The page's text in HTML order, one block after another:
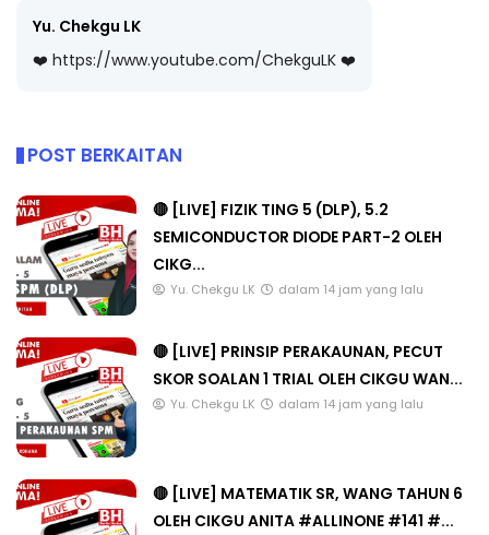
Yu. Chekgu LK
❤️ https://www.youtube.com/ChekguLK ❤️
POST BERKAITAN
🔴 [LIVE] FIZIK TING 5 (DLP), 5.2
SEMICONDUCTOR DIODE PART-2 OLEH
CIKG...
Yu. Chekgu LK dalam 14 jam yang lalu
🔴 [LIVE] PRINSIP PERAKAUNAN, PECUT
SKOR SOALAN 1 TRIAL OLEH CIKGU WAN...
Yu. Chekgu LK dalam 14 jam yang lalu
🔴 [LIVE] MATEMATIK SR, WANG TAHUN 6
OLEH CIKGU ANITA #ALLINONE #141 #...